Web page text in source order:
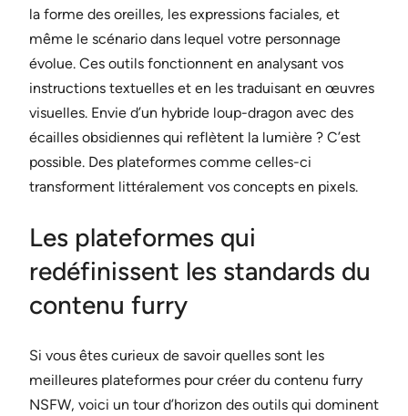
la forme des oreilles, les expressions faciales, et
même le scénario dans lequel votre personnage
évolue. Ces outils fonctionnent en analysant vos
instructions textuelles et en les traduisant en œuvres
visuelles. Envie d’un hybride loup-dragon avec des
écailles obsidiennes qui reflètent la lumière ? C’est
possible. Des plateformes comme celles-ci
transforment littéralement vos concepts en pixels.
Les plateformes qui
redéfinissent les standards du
contenu furry
Si vous êtes curieux de savoir quelles sont les
meilleures plateformes pour créer du contenu furry
NSFW, voici un tour d’horizon des outils qui dominent